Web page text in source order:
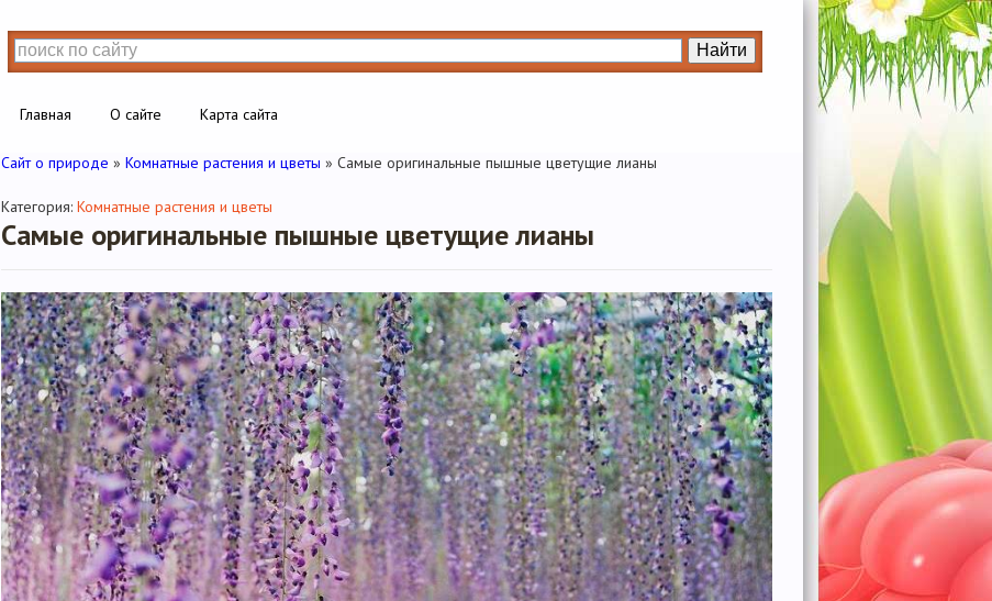
Главная О сайте Карта сайта
Сайт о природе » Комнатные растения и цветы » Самые оригинальные пышные цветущие лианы
Категория: Комнатные растения и цветы
Самые оригинальные пышные цветущие лианы